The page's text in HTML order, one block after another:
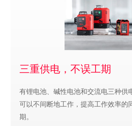
三重供电，不误工期
有锂电池、碱性电池和交流电三种供
可以不间断地工作，提高工作效率的
期。